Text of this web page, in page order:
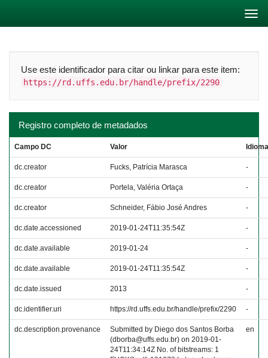
Use este identificador para citar ou linkar para este item:
https://rd.uffs.edu.br/handle/prefix/2290
Registro completo de metadados
Campo DC Valor Idioma
dc.creator Fucks, Patrícia Marasca -
dc.creator Portela, Valéria Ortaça -
dc.creator Schneider, Fábio José Andres -
dc.date.accessioned 2019-01-24T11:35:54Z -
dc.date.available 2019-01-24 -
dc.date.available 2019-01-24T11:35:54Z -
dc.date.issued 2013 -
dc.identifier.uri https://rd.uffs.edu.br/handle/prefix/2290 -
dc.description.provenance
Submitted by Diego dos Santos Borba
(dborba@uffs.edu.br) on 2019-01-
24T11:34:14Z No. of bitstreams: 1
en